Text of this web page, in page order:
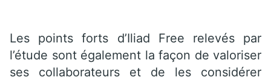
Les points forts d’Iliad Free relevés par
l’étude sont également la façon de valoriser
ses collaborateurs et de les considérer